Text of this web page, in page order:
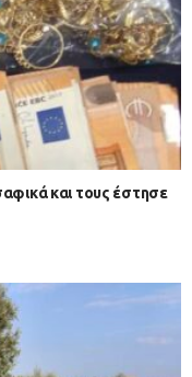
και τους έστησε